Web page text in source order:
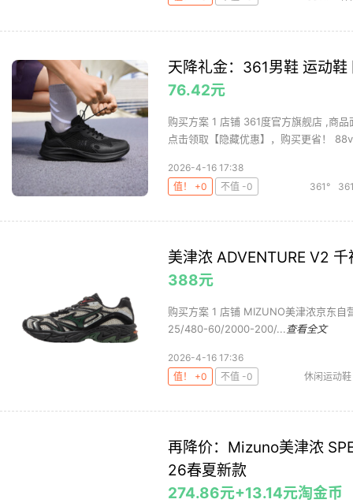
天降礼金：361男鞋 运动
76.42元
购买方案 1 店铺 361度官方旗舰店 ,商
点击领取【隐藏优惠】，购买更省！
2026-4-16 17:38
值！ +0
不值 -0 361°
美津浓 ADVENTURE V2
388元
购买方案 1 店铺 MIZUNO美津浓京东
25/480-60/2000-200/... 查看全文
2026-4-16 17:36
值！ +0
不值 -0 休闲运动鞋
再降价：Mizuno美津浓
26春夏新款
274.86元+13.14元淘金币